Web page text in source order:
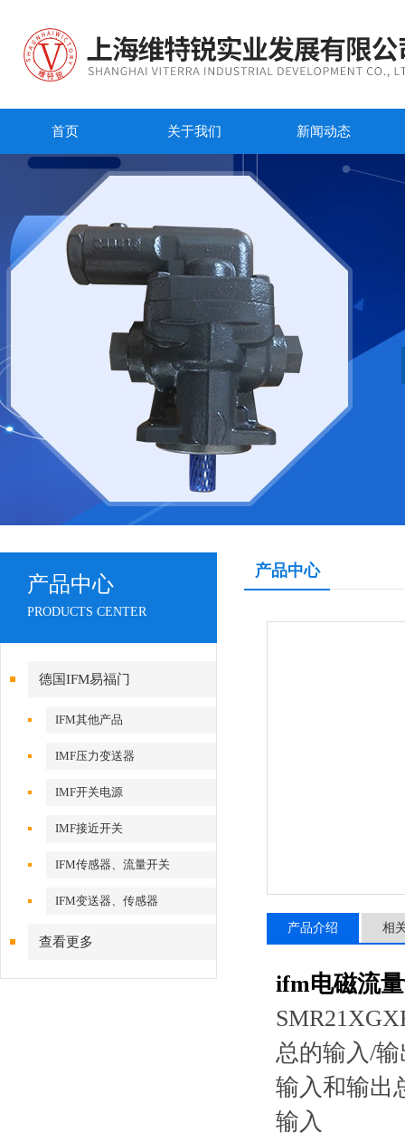
首页 关于我们 新闻动态
产品中心
PRODUCTS CENTER
德国IFM易福门
IFM其他产品
IMF压力变送器
IMF开关电源
IMF接近开关
IFM传感器、流量开关
IFM变送器、传感器
查看更多
产品中心
产品介绍 相
ifm电磁流
总的输入/输
输入和输出
输入